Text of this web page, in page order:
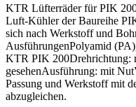
KTR Lüfterräder für PIK
Luft-Kühler der Baureihe
sich nach Werkstoff und
AusführungenPolyamid
KTR PIK 200Drehrichtung:
gesehenAusführung: mit
Passung und Werkstoff mit
abzugleichen.